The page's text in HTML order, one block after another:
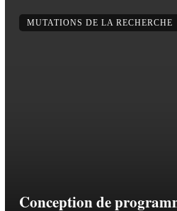
Conception de
MUTATIONS DE LA RECHERCHE